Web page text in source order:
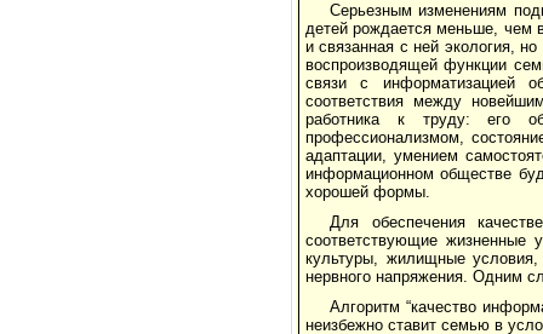
Серьезным изменениям
детей рождается меньше, чем
и связанная с ней экология,
воспроизводящей функции
связи с информатизацией
соответствия между
работника к труду: его
профессионализмом,
адаптации, умением
информационном обществе
хорошей формы.
Для обеспечения
соответствующие жизненные
культуры, жилищные условия,
нервного напряжения. Одним
Алгоритм “качество
неизбежно ставит семью в